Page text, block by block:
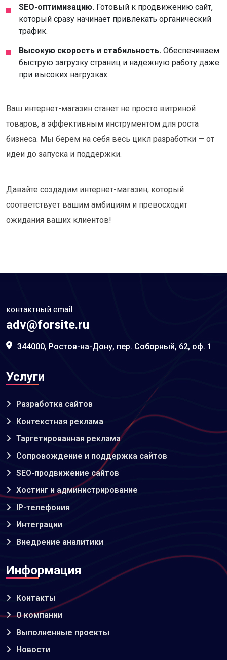
SEO-оптимизацию. Готовый к продвижению сайт,
который сразу начинает привлекать органический
трафик.
Высокую скорость и стабильность. Обеспечиваем
быструю загрузку страниц и надежную работу даже
при высоких нагрузках.
Ваш интернет-магазин станет не просто витриной
товаров, а эффективным инструментом для роста
бизнеса. Мы берем на себя весь цикл разработки — от
идеи до запуска и поддержки.
Давайте создадим интернет-магазин, который
соответствует вашим амбициям и превосходит
ожидания ваших клиентов!
контактный email
adv@forsite.ru
344000, Ростов-на-Дону, пер. Соборный, 62, оф. 1
Услуги
Разработка сайтов
Контекстная реклама
Таргетированная реклама
Сопровождение и поддержка сайтов
SEO-продвижение сайтов
Хостинг и администрирование
IP-телефония
Интеграции
Внедрение аналитики
Информация
Контакты
О компании
Выполненные проекты
Новости